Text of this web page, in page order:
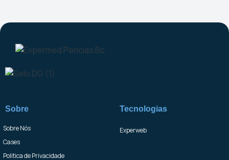
Sobre
Sobre Nós
Cases
Politica de Privacidade
Tecnologias
Experweb